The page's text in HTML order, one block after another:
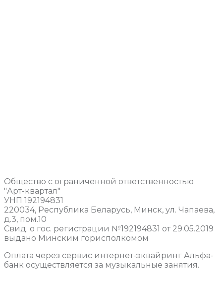
Общество с ограниченной ответственностью
"Арт-квартал"
УНП 192194831
220034, Республика Беларусь, Минск, ул. Чапаева,
д.3, пом.10
Свид. о гос. регистрации №192194831 от 29.05.2019
выдано Минским горисполкомом
Оплата через сервис интернет-эквайринг Альфа-
банк осуществляется за музыкальные занятия.